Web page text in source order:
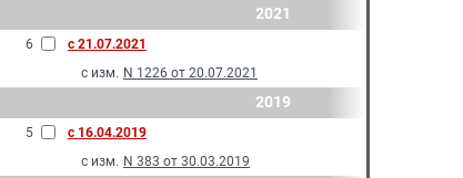
2021
6
с 21.07.2021
с изм. N 1226 от 20.07.2021
2019
5
с 16.04.2019
с изм. N 383 от 30.03.2019